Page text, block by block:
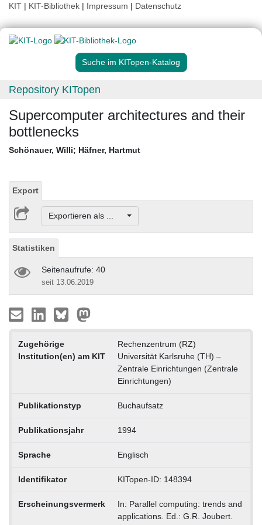
KIT | KIT-Bibliothek | Impressum | Datenschutz
Suche im KITopen-Katalog
Repository KITopen
Supercomputer architectures and their
bottlenecks
Schönauer, Willi; Häfner, Hartmut
Export
Exportieren als ...
Statistiken
Seitenaufrufe: 40
seit 13.06.2019
Zugehörige
Institution(en) am KIT
Rechenzentrum (RZ)
Universität Karlsruhe (TH) –
Zentrale Einrichtungen (Zentrale
Einrichtungen)
Publikationstyp Buchaufsatz
Publikationsjahr 1994
Sprache Englisch
Identifikator KITopen-ID: 148394
Erscheinungsvermerk
In: Parallel computing: trends and
applications. Ed.: G.R. Joubert.